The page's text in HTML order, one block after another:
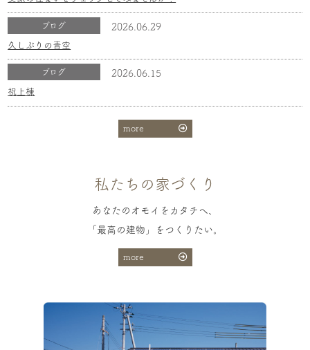
ブログ 2026.06.29
久しぶりの青空
ブログ 2026.06.15
祝上棟
more
私たちの家づくり
あなたのオモイをカタチへ、
「最高の建物」をつくりたい。
more